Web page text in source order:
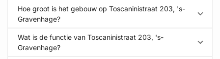
Hoe groot is het gebouw op Toscaninistraat 203, 's-
Gravenhage?
Wat is de functie van Toscaninistraat 203, 's-
Gravenhage?